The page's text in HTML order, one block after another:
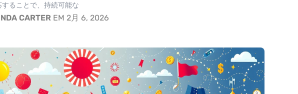
することで、持続可能な
CARTER EM 2月 6, 2026